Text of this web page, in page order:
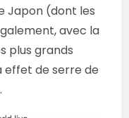
Japon (dont les
avec la
plus grands
effet de serre de